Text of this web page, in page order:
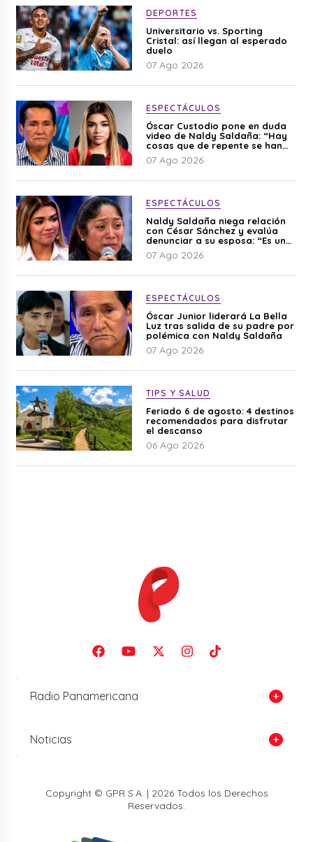
DEPORTES
Universitario vs. Sporting
Cristal: así llegan al esperado
duelo
07 Ago 2026
ESPECTÁCULOS
Óscar Custodio pone en duda
video de Naldy Saldaña: “Hay
cosas que de repente se han
editado”
07 Ago 2026
ESPECTÁCULOS
Naldy Saldaña niega relación
con César Sánchez y evalúa
denunciar a su esposa: “Es una
difamación”
07 Ago 2026
ESPECTÁCULOS
Óscar Junior liderará La Bella
Luz tras salida de su padre por
polémica con Naldy Saldaña
07 Ago 2026
TIPS Y SALUD
Feriado 6 de agosto: 4 destinos
recomendados para disfrutar
el descanso
06 Ago 2026
Radio Panamericana
Noticias
Copyright © GPR S.A. | 2026 Todos los Derechos
Reservados.